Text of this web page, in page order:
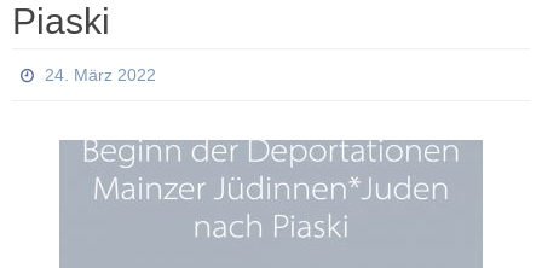
Piaski
24. März 2022